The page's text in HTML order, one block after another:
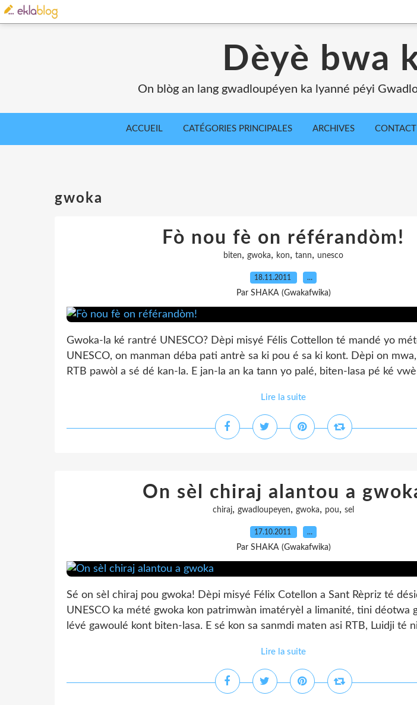
Dèyè bwa
On blòg an lang gwadloupéyen ka lyanné péyi
ACCUEIL CATÉGORIES PRINCIPALES ARCHIVES CONTACT
gwoka
Fò nou fè on référandòm!
biten, gwoka, kon, tann, unesco
18.11.2011 …
Par SHAKA (Gwakafwika)
Gwoka-la ké rantré UNESCO? Dèpi misyé Félis Cottellon té mandé yo
UNESCO, on manman déba pati antrè sa ki pou é sa ki kont. Dèpi on
RTB pawòl a sé dé kan-la. E jan-la an ka tann yo palé, biten-lasa pé ké
Lire la suite
On sèl chiraj alantou a
chiraj, gwadloupeyen, gwoka, pou, sel
17.10.2011 …
Par SHAKA (Gwakafwika)
Sé on sèl chiraj pou gwoka! Dèpi misyé Félix Cotellon a Sant Rèpriz té
UNESCO ka mété gwoka kon patrimwàn imatéryèl a limanité, tini déotwa
lévé gawoulé kont biten-lasa. E sé kon sa sanmdi maten asi RTB, Luidji té
Lire la suite